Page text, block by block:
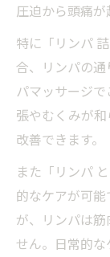
圧迫から頭痛が
特に「リンパ
合、リンパの
パマッサージ
張やむくみが
改善できます。
また「リンパ
的なケアが可
が、リンパは
せん。日常的